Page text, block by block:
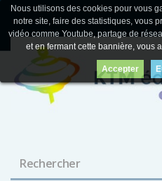
Nous utilisons des cookies pour vous
notre site, faire des statistiques, vous
vidéo comme Youtube, partage de
et en fermant cette bannière, vous
Accepter